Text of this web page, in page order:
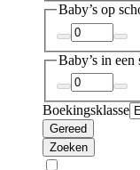
Baby’s op
Baby’s in een
Boekingsklasse
Gereed
Zoeken